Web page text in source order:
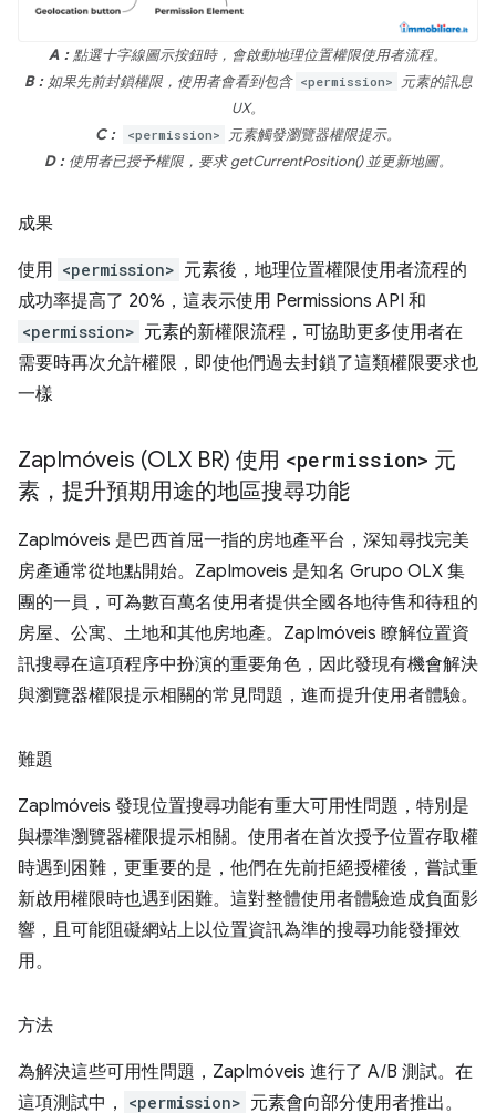
A：點選十字線圖示按鈕時，會啟動地理位置權限使用者流程。
B： 如果先前封鎖權限，使用者會看到包含 <permission>
元素的訊息
UX。
C：
<permission>
元素觸發瀏覽器權限提示。
D： 使用者已授予權限，要求 getCurrentPosition() 並更新地圖。
成果
使用 <permission> 元素後，地理位置權限使用者流程的
成功率提高了 20%，這表示使用 Permissions API 和
<permission> 元素的新權限流程，可協助更多使用者在
需要時再次允許權限，即使他們過去封鎖了這類權限要求也
一樣
ZapImóveis (OLX BR) 使用 <permission> 元
素，提升預期用途的地區搜尋功能
ZapImóveis 是巴西首屈一指的房地產平台，深知尋找完美
房產通常從地點開始。ZapImoveis 是知名 Grupo OLX 集
團的一員，可為數百萬名使用者提供全國各地待售和待租的
房屋、公寓、土地和其他房地產。ZapImóveis 瞭解位置資
訊搜尋在這項程序中扮演的重要角色，因此發現有機會解決
與瀏覽器權限提示相關的常見問題，進而提升使用者體驗。
難題
ZapImóveis 發現位置搜尋功能有重大可用性問題，特別是
與標準瀏覽器權限提示相關。使用者在首次授予位置存取權
時遇到困難，更重要的是，他們在先前拒絕授權後，嘗試重
新啟用權限時也遇到困難。這對整體使用者體驗造成負面影
響，且可能阻礙網站上以位置資訊為準的搜尋功能發揮效
用。
方法
為解決這些可用性問題，ZapImóveis 進行了 A/B 測試。在
這項測試中，
<permission> 元素會向部分使用者推出。